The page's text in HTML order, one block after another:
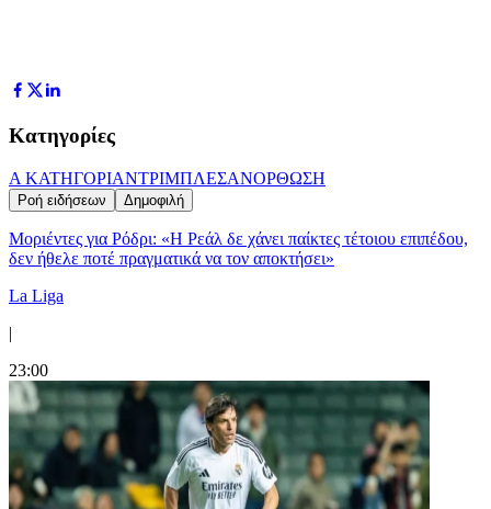
Κατηγορίες
Α ΚΑΤΗΓΟΡΙΑΝΤΡΙΜΠΛΕΣΑΝΟΡΘΩΣΗ
Ροή ειδήσεων Δημοφιλή
Μοριέντες για Ρόδρι: «Η Ρεάλ δε χάνει παίκτες τέτοιου επιπέδου,
δεν ήθελε ποτέ πραγματικά να τον αποκτήσει»
La Liga
|
23:00